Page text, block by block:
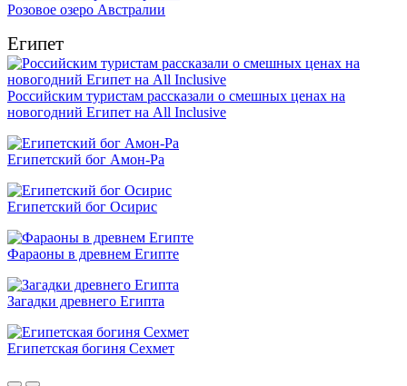
Розовое озеро Австралии
Египет
Российским туристам рассказали о смешных ценах на
новогодний Египет на All Inclusive
Египетский бог Амон-Ра
Египетский бог Осирис
Фараоны в древнем Египте
Загадки древнего Египта
Египетская богиня Сехмет